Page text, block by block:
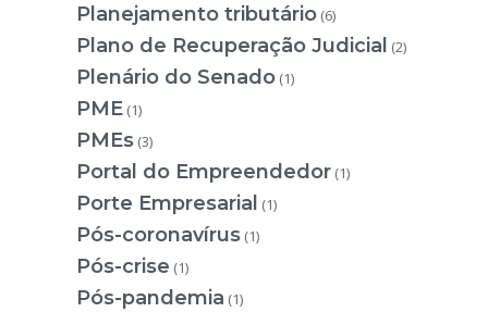
Planejamento tributário (6)
Plano de Recuperação Judicial (2)
Plenário do Senado (1)
PME (1)
PMEs (3)
Portal do Empreendedor (1)
Porte Empresarial (1)
Pós-coronavírus (1)
Pós-crise (1)
Pós-pandemia (1)